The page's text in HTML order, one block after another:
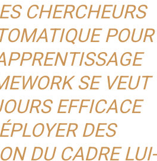
CHERCHEURS
POUR
SE VEUT
EFFICACE
DES
DU CADRE LUI-